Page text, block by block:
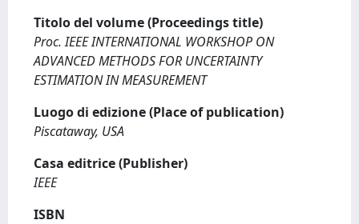
Titolo del volume (Proceedings title)
Proc. IEEE INTERNATIONAL WORKSHOP ON
ADVANCED METHODS FOR UNCERTAINTY
ESTIMATION IN MEASUREMENT
Luogo di edizione (Place of publication)
Piscataway, USA
Casa editrice (Publisher)
IEEE
ISBN